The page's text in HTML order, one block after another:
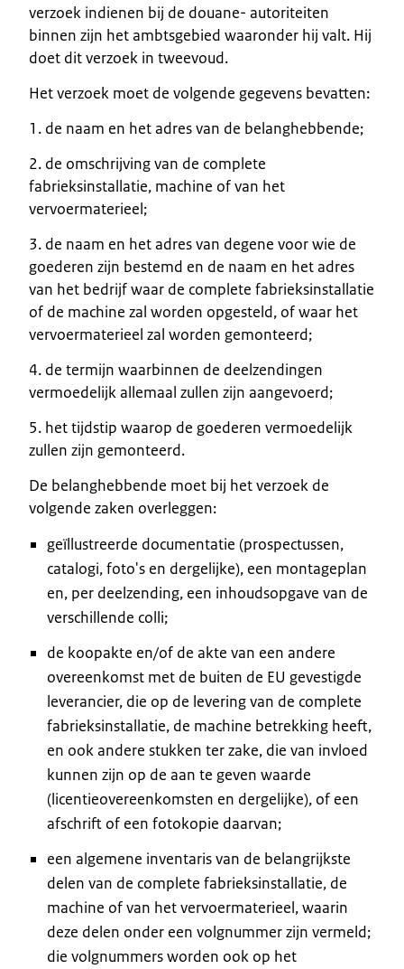
verzoek indienen bij de douane- autoriteiten
binnen zijn het ambtsgebied waaronder hij valt. Hij
doet dit verzoek in tweevoud.
Het verzoek moet de volgende gegevens bevatten:
1. de naam en het adres van de belanghebbende;
2. de omschrijving van de complete
fabrieksinstallatie, machine of van het
vervoermaterieel;
3. de naam en het adres van degene voor wie de
goederen zijn bestemd en de naam en het adres
van het bedrijf waar de complete fabrieksinstallatie
of de machine zal worden opgesteld, of waar het
vervoermaterieel zal worden gemonteerd;
4. de termijn waarbinnen de deelzendingen
vermoedelijk allemaal zullen zijn aangevoerd;
5. het tijdstip waarop de goederen vermoedelijk
zullen zijn gemonteerd.
De belanghebbende moet bij het verzoek de
volgende zaken overleggen:
geïllustreerde documentatie (prospectussen,
catalogi, foto's en dergelijke), een montageplan
en, per deelzending, een inhoudsopgave van de
verschillende colli;
de koopakte en/of de akte van een andere
overeenkomst met de buiten de EU gevestigde
leverancier, die op de levering van de complete
fabrieksinstallatie, de machine betrekking heeft,
en ook andere stukken ter zake, die van invloed
kunnen zijn op de aan te geven waarde
(licentieovereenkomsten en dergelijke), of een
afschrift of een fotokopie daarvan;
een algemene inventaris van de belangrijkste
delen van de complete fabrieksinstallatie, de
machine of van het vervoermaterieel, waarin
deze delen onder een volgnummer zijn vermeld;
die volgnummers worden ook op het